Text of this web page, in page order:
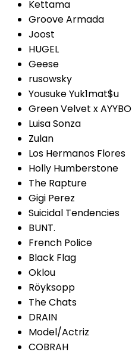
Kettama
Groove Armada
Joost
HUGEL
Geese
rusowsky
Yousuke Yuk1mat$u
Green Velvet x AYYBO
Luisa Sonza
Zulan
Los Hermanos Flores
Holly Humberstone
The Rapture
Gigi Perez
Suicidal Tendencies
BUNT.
French Police
Black Flag
Oklou
Röyksopp
The Chats
DRAIN
Model/Actriz
COBRAH